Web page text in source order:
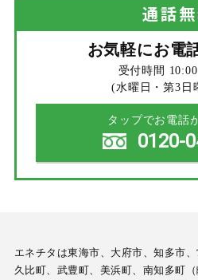
通話
お気軽にお電
受付時間
(水曜日・第3日
タップでお電話
0120-
エネチタは東海市、大府市、知多市
久比町、武豊町、美浜町、南知多町